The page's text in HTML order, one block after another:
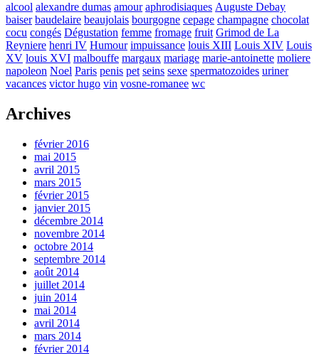
alcool alexandre dumas amour aphrodisiaques Auguste Debay
baiser baudelaire beaujolais bourgogne cepage champagne chocolat
cocu congés Dégustation femme fromage fruit Grimod de La
Reyniere henri IV Humour impuissance louis XIII Louis XIV Louis
XV louis XVI malbouffe margaux mariage marie-antoinette moliere
napoleon Noel Paris penis pet seins sexe spermatozoides uriner
vacances victor hugo vin vosne-romanee wc
Archives
février 2016
mai 2015
avril 2015
mars 2015
février 2015
janvier 2015
décembre 2014
novembre 2014
octobre 2014
septembre 2014
août 2014
juillet 2014
juin 2014
mai 2014
avril 2014
mars 2014
février 2014